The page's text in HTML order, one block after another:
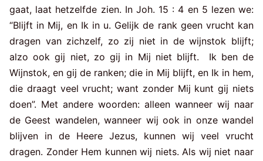
gaat, laat hetzelfde zien. In Joh. 15 : 4 en 5 lezen we:
“Blijft in Mij, en Ik in u. Gelijk de rank geen vrucht kan
dragen van zichzelf, zo zij niet in de wijnstok blijft;
alzo ook gij niet, zo gij in Mij niet blijft. Ik ben de
Wijnstok, en gij de ranken; die in Mij blijft, en Ik in hem,
die draagt veel vrucht; want zonder Mij kunt gij niets
doen”. Met andere woorden: alleen wanneer wij naar
de Geest wandelen, wanneer wij ook in onze wandel
blijven in de Heere Jezus, kunnen wij veel vrucht
dragen. Zonder Hem kunnen wij niets. Als wij niet naar